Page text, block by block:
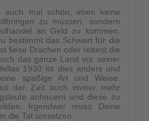
auch mal schön, eben keine
zu müssen, sondern
an Geld zu kommen.
bestimmt das Schwert für die
fiese Drachen oder rettest die
das ganze Land vor seiner
1930 ist dies anders und
spaßige Art und Weise.
der Zeit auch immer mehr
anheuern und diese zu
Irgendwer muss Deine
die Tat umsetzen.